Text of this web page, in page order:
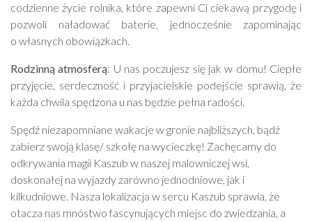
codzienne życie rolnika, które zapewni Ci ciekawą przygodę i
pozwoli naładować baterie, jednocześnie zapominając
o własnych obowiązkach.
Rodzinną atmosferą: U nas poczujesz się jak w domu! Ciepłe
przyjęcie, serdeczność i przyjacielskie podejście sprawią, że
każda chwila spędzona u nas będzie pełna radości.
Spędź niezapomniane wakacje w gronie najbliższych, bądź
zabierz swoją klasę/ szkołę na wycieczkę! Zachęcamy do
odkrywania magii Kaszub w naszej malowniczej wsi,
doskonałej na wyjazdy zarówno jednodniowe, jak i
kilkudniowe. Nasza lokalizacja w sercu Kaszub sprawia, że
otacza nas mnóstwo fascynujących miejsc do zwiedzania, a